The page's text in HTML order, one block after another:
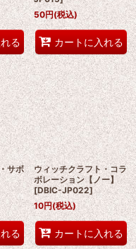
る
50円(税込)
カートに入れる
サボ
る
ウィッチクラフト・コラ
ボレーション【ノー】
[DBIC-JP022]
10円(税込)
カートに入れる